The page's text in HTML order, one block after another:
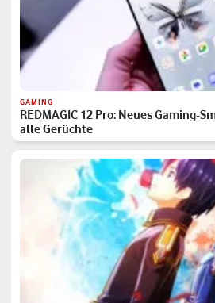
GAMING
REDMAGIC 12 Pro: Neues Gaming-
alle Gerüchte